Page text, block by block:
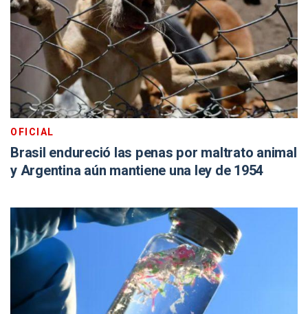
OFICIAL
Brasil endureció las penas por maltrato animal
y Argentina aún mantiene una ley de 1954